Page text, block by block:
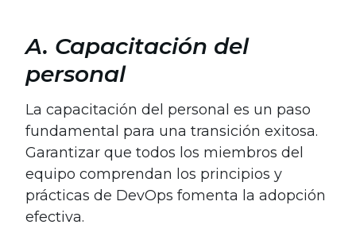
A. Capacitación del
personal
La capacitación del personal es un paso
fundamental para una transición exitosa.
Garantizar que todos los miembros del
equipo comprendan los principios y
prácticas de DevOps fomenta la adopción
efectiva.